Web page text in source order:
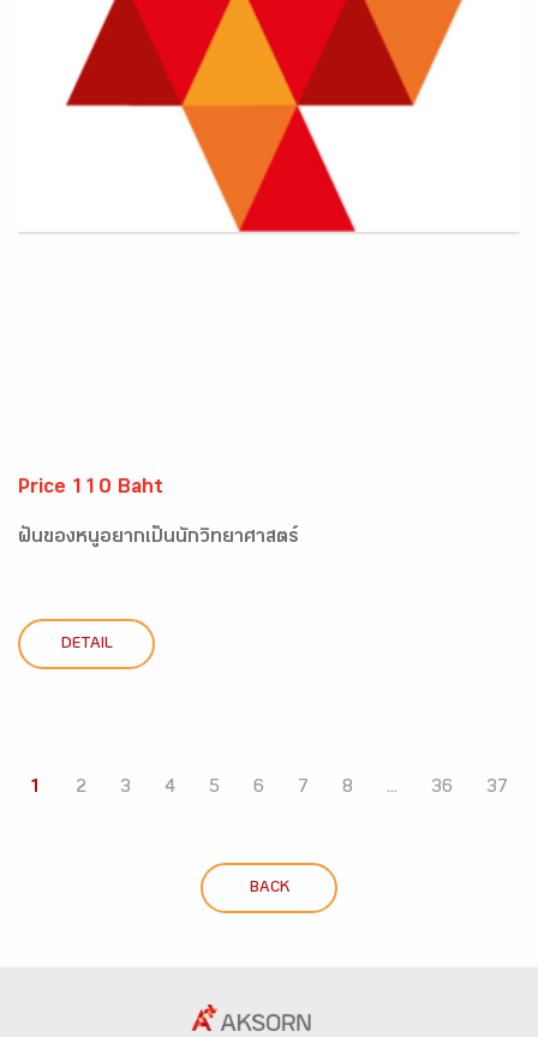
Price 110 Baht
ฝันของหนูอยากเป็นนักวิทยาศาสตร์
DETAIL
1 2 3 4 5 6 7 8 ... 36 37
BACK